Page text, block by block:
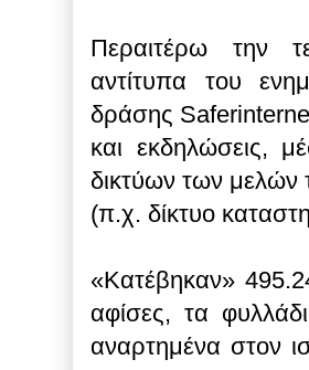
Περαιτέρω την
αντίτυπα του
δράσης
και εκδηλώσεις,
δικτύων των
(π.χ. δίκτυο
«Κατέβηκαν»
αφίσες, τα
αναρτημένα στον